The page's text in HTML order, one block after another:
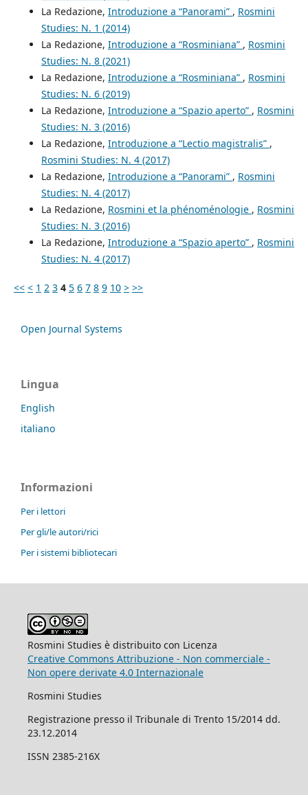
La Redazione, Introduzione a “Panorami” , Rosmini
Studies: N. 1 (2014)
La Redazione, Introduzione a “Rosminiana” , Rosmini
Studies: N. 8 (2021)
La Redazione, Introduzione a “Rosminiana” , Rosmini
Studies: N. 6 (2019)
La Redazione, Introduzione a “Spazio aperto” , Rosmini
Studies: N. 3 (2016)
La Redazione, Introduzione a “Lectio magistralis” ,
Rosmini Studies: N. 4 (2017)
La Redazione, Introduzione a “Panorami” , Rosmini
Studies: N. 4 (2017)
La Redazione, Rosmini et la phénoménologie , Rosmini
Studies: N. 3 (2016)
La Redazione, Introduzione a “Spazio aperto” , Rosmini
Studies: N. 4 (2017)
<< < 1 2 3 4 5 6 7 8 9 10 > >>
Open Journal Systems
Lingua
English
italiano
Informazioni
Per i lettori
Per gli/le autori/rici
Per i sistemi bibliotecari
Rosmini Studies è distribuito con Licenza
Creative Commons Attribuzione - Non commerciale -
Non opere derivate 4.0 Internazionale
Rosmini Studies
Registrazione presso il Tribunale di Trento 15/2014 dd.
23.12.2014
ISSN 2385-216X